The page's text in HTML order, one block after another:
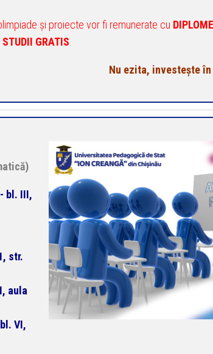
și proiecte vor fi remunerate cu DIPLOME
STUDII GRATIS
Nu ezita, investește
bl. III,
str.
aula
VI,